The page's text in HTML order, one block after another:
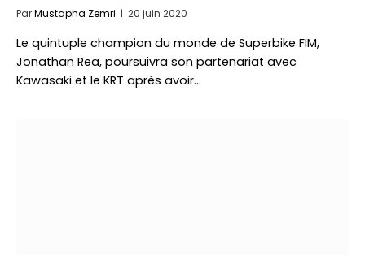
ParMustapha Zemri 20 juin 2020
Le quintuple champion du monde de Superbike FIM,
Jonathan Rea, poursuivra son partenariat avec
Kawasaki et le KRT après avoir…